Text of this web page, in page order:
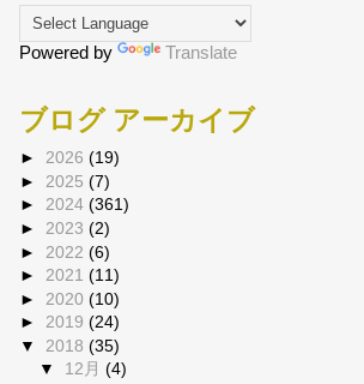
Powered by Translate
ブログ アーカイブ
► 2026 (19)
► 2025 (7)
► 2024 (361)
► 2023 (2)
► 2022 (6)
► 2021 (11)
► 2020 (10)
► 2019 (24)
▼ 2018 (35)
▼ 12月(4)